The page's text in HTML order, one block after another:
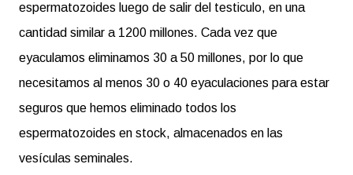
espermatozoides luego de salir del testiculo, en una
cantidad similar a 1200 millones. Cada vez que
eyaculamos eliminamos 30 a 50 millones, por lo que
necesitamos al menos 30 o 40 eyaculaciones para estar
seguros que hemos eliminado todos los
espermatozoides en stock, almacenados en las
vesículas seminales.